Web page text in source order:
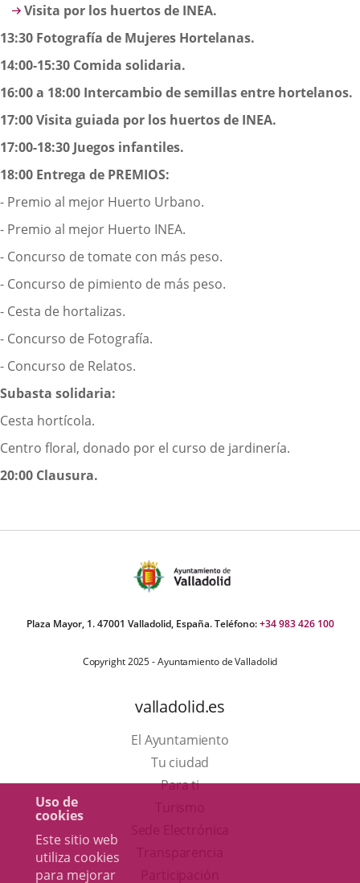
Uso de
cookies
Este sitio web
utiliza cookies
para mejorar
Visita por los huertos de INEA.
13:30 Fotografía de Mujeres Hortelanas.
14:00-15:30 Comida solidaria.
16:00 a 18:00 Intercambio de semillas entre hortelanos.
17:00 Visita guiada por los huertos de INEA.
17:00-18:30 Juegos infantiles.
18:00 Entrega de PREMIOS:
- Premio al mejor Huerto Urbano.
- Premio al mejor Huerto INEA.
- Concurso de tomate con más peso.
- Concurso de pimiento de más peso.
- Cesta de hortalizas.
- Concurso de Fotografía.
- Concurso de Relatos.
Subasta solidaria:
Cesta hortícola.
Centro floral, donado por el curso de jardinería.
20:00 Clausura.
Plaza Mayor, 1. 47001 Valladolid, España. Teléfono:+34 983 426 100
Copyright 2025 - Ayuntamiento de Valladolid
valladolid.es
El Ayuntamiento
Tu ciudad
Para ti